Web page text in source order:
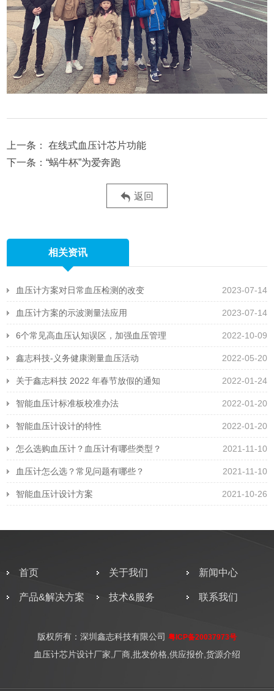
在线式血压计芯片功能
“蜗牛杯”为爱奔跑
返回
相关资讯
2023-07-14
血压计方案对日常血压检测的改变
2023-07-14
血压计方案的示波测量法应用
2022-10-09
6个常见高血压认知误区，加强血压管理
2022-05-20
鑫志科技-义务健康测量血压活动
2022-01-24
关于鑫志科技 2022 年春节放假的通知
2022-01-20
智能血压计标准板校准办法
2022-01-20
智能血压计设计的特性
2021-11-10
怎么选购血压计？血压计有哪些类型？
2021-11-10
血压计怎么选？常见问题有哪些？
2021-10-26
智能血压计设计方案
首页 关于我们 新闻中心
产品&解决方案 技术&服务 联系我们
版权所有：深圳鑫志科技有限公司 粤ICP备20037973号
血压计芯片设计厂家,厂商,批发价格,供应报价,货源介绍